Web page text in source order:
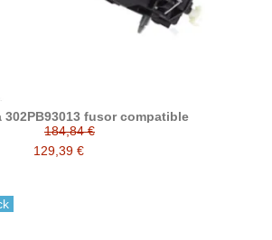
302PB93013 fusor compatible
184,84 €
129,39 €